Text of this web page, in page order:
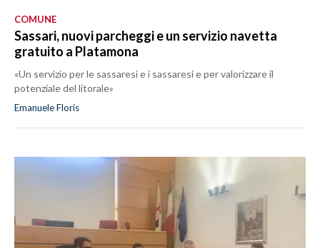
COMUNE
Sassari, nuovi parcheggi e un servizio navetta
gratuito a Platamona
«Un servizio per le sassaresi e i sassaresi e per valorizzare il
potenziale del litorale»
Emanuele Floris